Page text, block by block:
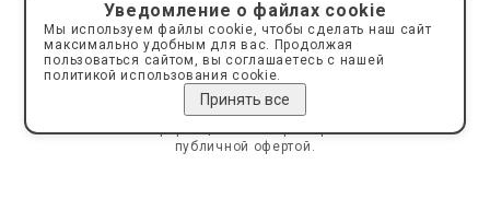
© 2019—2026 Интернет пространство АкваРос
sale@a-ros.ru
Политика конфиденциальности
Политика обработки персональных данных
Сайт носит информационный характер и не является
публичной офертой.
Уведомление о файлах cookie
Мы используем файлы cookie, чтобы сделать наш сайт
максимально удобным для вас. Продолжая
пользоваться сайтом, вы соглашаетесь с нашей
политикой использования cookie.
Принять все